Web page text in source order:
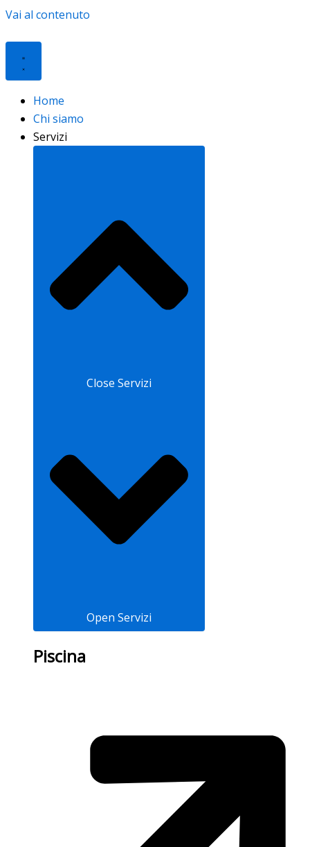
Vai al contenuto
Home
Chi siamo
Servizi
Close Servizi
Open Servizi
Piscina